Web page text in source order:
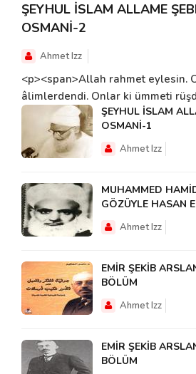
ŞEYHUL İSLAM ALLAME
OSMANİ-2
Ahmet Izz
<p><span>Allah rahmet eylesin.
âlimlerdendi. Onlar ki ümmeti
ŞEYHUL İSLAM
OSMANİ-1
Ahmet Izz
MUHAMMED
GÖZÜYLE HASAN
Ahmet Izz
EMİR ŞEKİB
BÖLÜM
Ahmet Izz
EMİR ŞEKİB
BÖLÜM